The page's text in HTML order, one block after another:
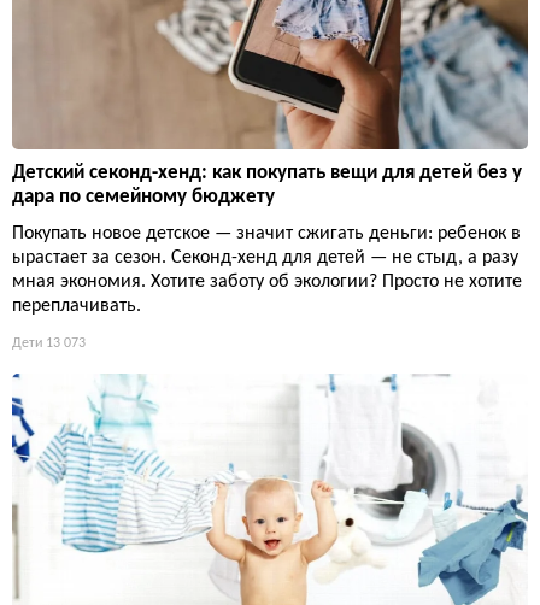
Детский секонд-хенд: как покупать вещи для детей без у
дара по семейному бюджету
Покупать новое детское — значит сжигать деньги: ребенок в
ырастает за сезон. Секонд-хенд для детей — не стыд, а разу
мная экономия. Хотите заботу об экологии? Просто не хотите
переплачивать.
Дети 13 073